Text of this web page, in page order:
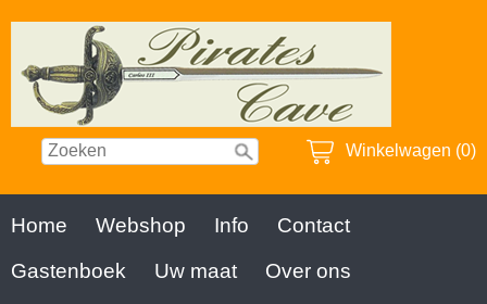
Winkelwagen (0)
Home Webshop Info
Contact
Gastenboek
Uw maat
Over ons